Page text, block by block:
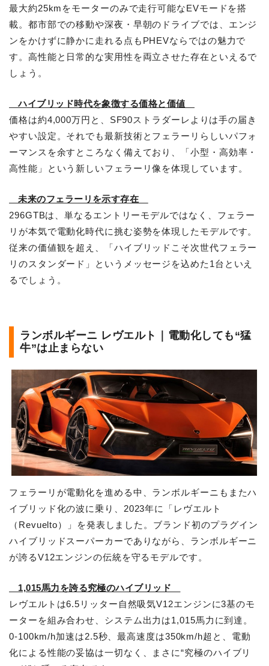
最大約25kmをモーターのみで走行可能なEVモードを搭
載。都市部での移動や深夜・早朝のドライブでは、エンジ
ンをかけずに静かに走れる点もPHEVならではの魅力で
す。高性能と日常的な実用性を両立させた存在といえるで
しょう。
ハイブリッド時代を象徴する価格と価値
価格は約4,000万円と、SF90ストラダーレよりは手の届き
やすい設定。それでも最新技術とフェラーリらしいパフォ
ーマンスを余すところなく備えており、「小型・高効率・
高性能」という新しいフェラーリ像を体現しています。
未来のフェラーリを示す存在
296GTBは、単なるエントリーモデルではなく、フェラー
リが本気で電動化時代に挑む姿勢を体現したモデルです。
従来の価値観を超え、「ハイブリッドこそ次世代フェラー
リのスタンダード」というメッセージを込めた1台といえ
るでしょう。
ランボルギーニ レヴエルト｜電動化しても“猛
牛”は止まらない
フェラーリが電動化を進める中、ランボルギーニもまたハ
イブリッド化の波に乗り、2023年に「レヴエルト
（Revuelto）」を発表しました。ブランド初のプラグイン
ハイブリッドスーパーカーでありながら、ランボルギーニ
が誇るV12エンジンの伝統を守るモデルです。
1,015馬力を誇る究極のハイブリッド
レヴエルトは6.5リッター自然吸気V12エンジンに3基のモ
ーターを組み合わせ、システム出力は1,015馬力に到達。
0-100km/h加速は2.5秒、最高速度は350km/h超と、電動
化による性能の妥協は一切なく、まさに“究極のハイブリ